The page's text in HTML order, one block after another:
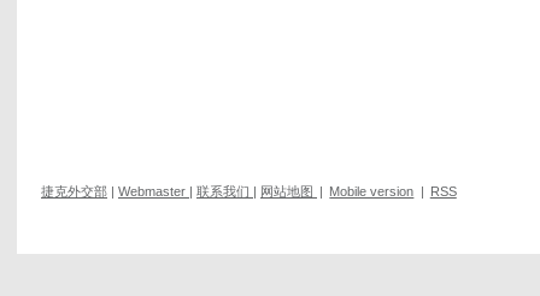
捷克外交部 | Webmaster | 联系我们 | 网站地图 | Mobile version | RSS